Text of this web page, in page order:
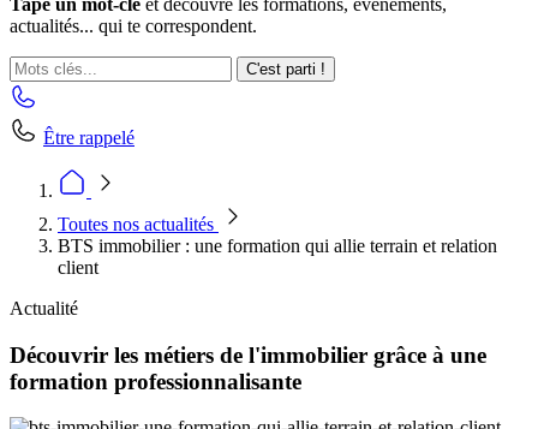
Tape un mot-clé et découvre les formations, événements,
actualités... qui te correspondent.
C'est parti !
Être rappelé
Toutes nos actualités
BTS immobilier : une formation qui allie terrain et relation
client
Actualité
Découvrir les métiers de l'immobilier grâce à une
formation professionnalisante